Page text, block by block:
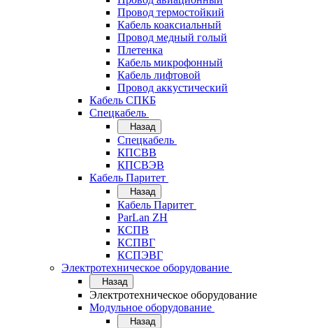
Провод термостойкий
Кабель коаксиальный
Провод медный голый
Плетенка
Кабель микрофонный
Кабель лифтовой
Провод аккустический
Кабель СПКБ
Спецкабель
Назад
Спецкабель
КПСВВ
КПСВЭВ
Кабель Паритет
Назад
Кабель Паритет
ParLan ZH
КСПВ
КСПВГ
КСПЭВГ
Электротехническое оборудование
Назад
Электротехническое оборудование
Модульное оборудование
Назад